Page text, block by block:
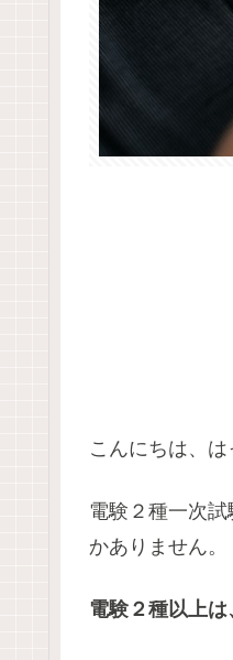
こんにちは、は
電験２種一次
かありません。
電験２種以上は